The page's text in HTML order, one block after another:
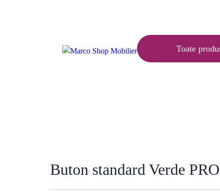
Toate
Buton standard Verde